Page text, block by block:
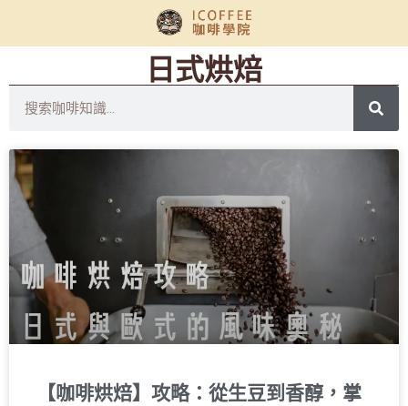
日式烘焙
【咖啡烘焙】攻略：從生豆到香醇，掌